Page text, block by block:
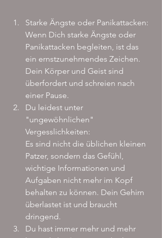
Starke Ängste oder Panikattacken:
Wenn Dich starke Ängste oder
Panikattacken begleiten, ist das
ein ernstzunehmendes Zeichen.
Dein Körper und Geist sind
überfordert und schreien nach
einer Pause.
Du leidest unter
"ungewöhnlichen"
Vergesslichkeiten:
Es sind nicht die üblichen kleinen
Patzer, sondern das Gefühl,
wichtige Informationen und
Aufgaben nicht mehr im Kopf
behalten zu können. Dein Gehirn
überlastet ist und braucht
dringend.
Du hast immer mehr und mehr